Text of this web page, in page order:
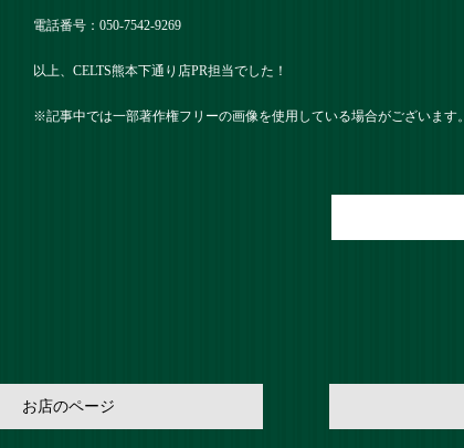
電話番号：050-7542-9269
以上、CELTS熊本下通り店PR担当でした！
※記事中では一部著作権フリーの画像を使用している場合がございます。
お店のページ